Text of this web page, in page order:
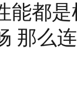
能都
那么